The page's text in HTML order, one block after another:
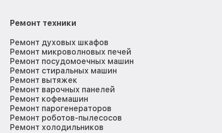
Ремонт техники
Ремонт духовых шкафов
Ремонт микроволновых печей
Ремонт посудомоечных машин
Ремонт стиральных машин
Ремонт вытяжек
Ремонт варочных панелей
Ремонт кофемашин
Ремонт парогенераторов
Ремонт роботов-пылесосов
Ремонт холодильников